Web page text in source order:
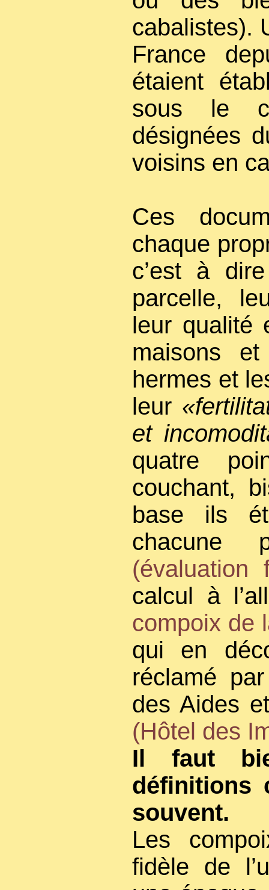
cabalistes).
France
étaient
sous le
désignées
voisins en
Ces
chaque
c’est à
parcelle,
leur qualité
maisons
hermes et
leur
et
quatre
couchant,
base ils
(évaluation
calcul à
compoix de
qui en
réclamé
des Aides
(Hôtel des
Il faut
définitions
souvent.
Les
fidèle de